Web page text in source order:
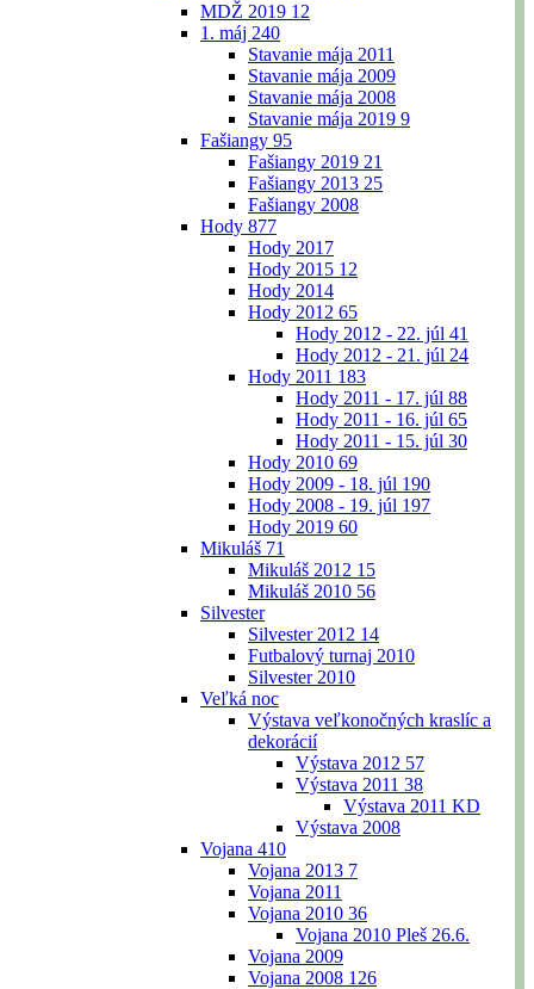
MDŽ 2019 12
1. máj 240
Stavanie mája 2011
Stavanie mája 2009
Stavanie mája 2008
Stavanie mája 2019 9
Fašiangy 95
Fašiangy 2019 21
Fašiangy 2013 25
Fašiangy 2008
Hody 877
Hody 2017
Hody 2015 12
Hody 2014
Hody 2012 65
Hody 2012 - 22. júl 41
Hody 2012 - 21. júl 24
Hody 2011 183
Hody 2011 - 17. júl 88
Hody 2011 - 16. júl 65
Hody 2011 - 15. júl 30
Hody 2010 69
Hody 2009 - 18. júl 190
Hody 2008 - 19. júl 197
Hody 2019 60
Mikuláš 71
Mikuláš 2012 15
Mikuláš 2010 56
Silvester
Silvester 2012 14
Futbalový turnaj 2010
Silvester 2010
Veľká noc
Výstava veľkonočných kraslíc a
dekorácií
Výstava 2012 57
Výstava 2011 38
Výstava 2011 KD
Výstava 2008
Vojana 410
Vojana 2013 7
Vojana 2011
Vojana 2010 36
Vojana 2010 Pleš 26.6.
Vojana 2009
Vojana 2008 126